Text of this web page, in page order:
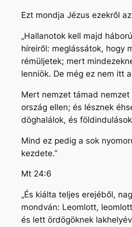
Ezt mondja Jézus ezekről
„Hallanotok kell majd
híreiről: meglássátok, hogy
rémüljetek; mert
lenniök. De még ez nem itt
Mert nemzet támad nemzet
ország ellen; és lésznek
döghalálok, és
Mind ez pedig a sok
kezdete.”
Mt 24:6
„És kiálta teljes erejéből,
mondván: Leomlott,
és lett ördögöknek